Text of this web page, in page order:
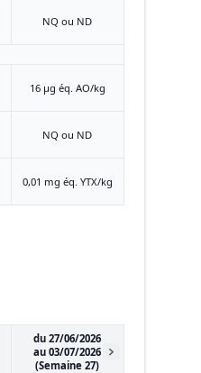
NQ ou ND
16 μg éq. AO/kg
NQ ou ND
0,01 mg éq. YTX/kg
du 27/06/2026
au 03/07/2026
(Semaine 27)